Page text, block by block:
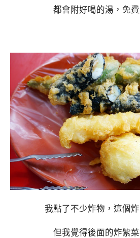
都會附好喝的湯，免費
我點了不少炸物，這個炸
但我覺得後面的炸紫菜